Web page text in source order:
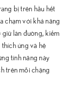
bị trên hầu hết
chạm với khả năng
làn đường, kiểm
ứng và hệ
tính năng này
trên mỗi chặng